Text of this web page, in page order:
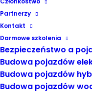
Partnerzy
Kontakt
Darmowe szkolenia
Bezpieczeństwo a
Budowa pojazdów
Budowa pojazdów
Budowa pojazdów